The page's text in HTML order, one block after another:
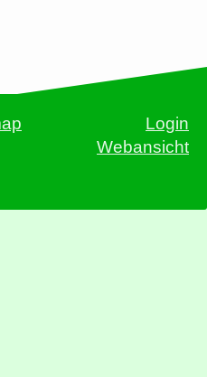
Login
Webansicht